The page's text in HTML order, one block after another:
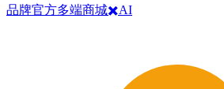
品牌官方多端商城✖️AI